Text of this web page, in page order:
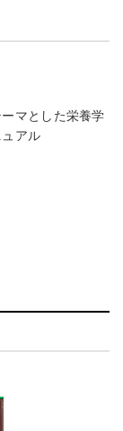
マとした栄養学
アル